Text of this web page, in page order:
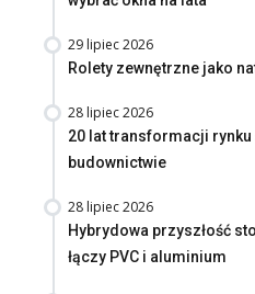
29 lipiec 2026
Rolety zewnętrzne jako
28 lipiec 2026
20 lat transformacji rynku
budownictwie
28 lipiec 2026
Hybrydowa przyszłość
łączy PVC i aluminium